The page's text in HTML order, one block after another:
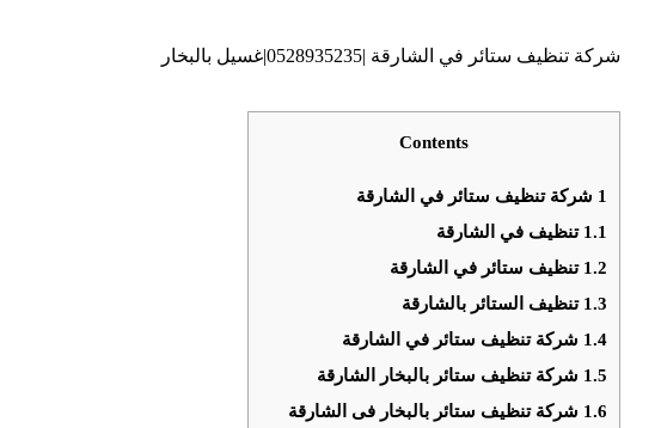
شركة تنظيف ستائر في الشارقة |0528935235|غسيل بالبخار
Contents
1 شركة تنظيف ستائر في الشارقة
1.1 تنظيف في الشارقة
1.2 تنظيف ستائر في الشارقة
1.3 تنظيف الستائر بالشارقة
1.4 شركة تنظيف ستائر في الشارقة
1.5 شركة تنظيف ستائر بالبخار الشارقة
1.6 شركة تنظيف ستائر بالبخار فى الشارقة